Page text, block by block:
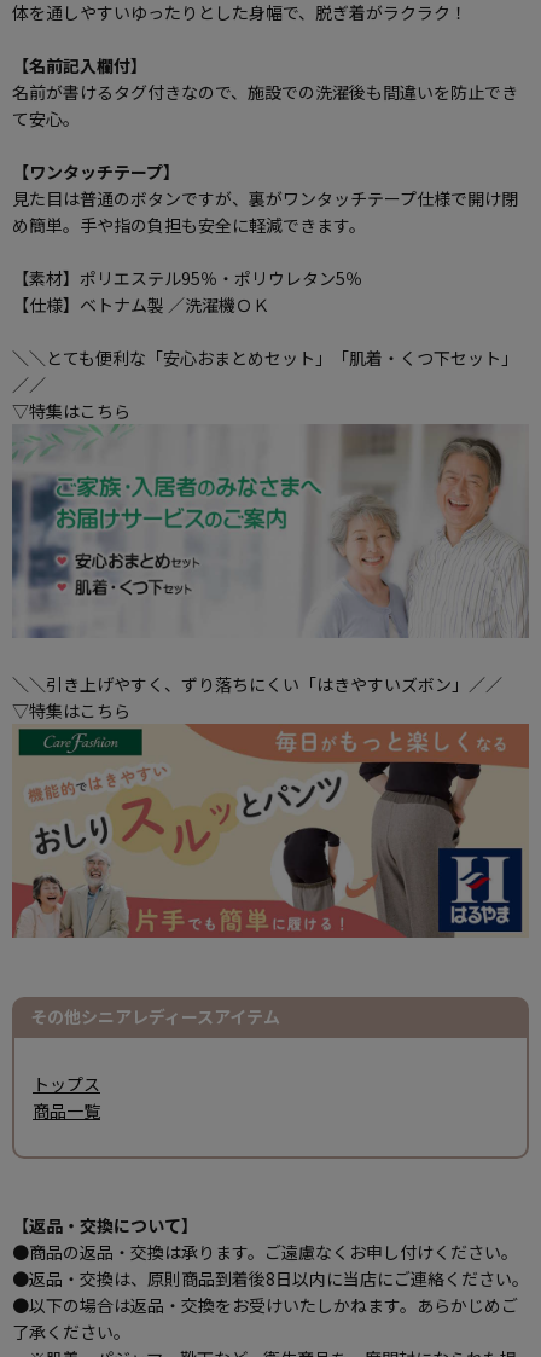
体を通しやすいゆったりとした身幅で、脱ぎ着がラクラク！
【名前記入欄付】
名前が書けるタグ付きなので、施設での洗濯後も間違いを防止でき
て安心。
【ワンタッチテープ】
見た目は普通のボタンですが、裏がワンタッチテープ仕様で開け閉
め簡単。手や指の負担も安全に軽減できます。
【素材】ポリエステル95％・ポリウレタン5％
【仕様】ベトナム製 ／洗濯機ＯＫ
＼＼とても便利な「安心おまとめセット」「肌着・くつ下セット」
／／
▽特集はこちら
＼＼引き上げやすく、ずり落ちにくい「はきやすいズボン」／／
▽特集はこちら
その他シニアレディースアイテム
トップス
商品一覧
【返品・交換について】
●商品の返品・交換は承ります。ご遠慮なくお申し付けください。
●返品・交換は、原則商品到着後8日以内に当店にご連絡ください。
●以下の場合は返品・交換をお受けいたしかねます。あらかじめご
了承ください。